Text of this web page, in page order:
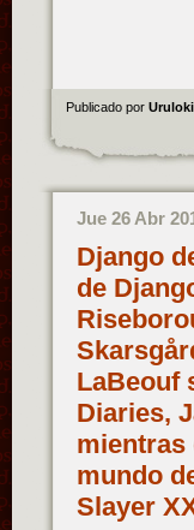
Publicado por Uruloki
Jue 26 Abr
Django
de
LaBeouf
Diaries,
mientras
mundo
Slayer